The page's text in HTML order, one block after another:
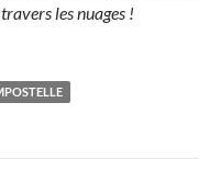
les nuages !